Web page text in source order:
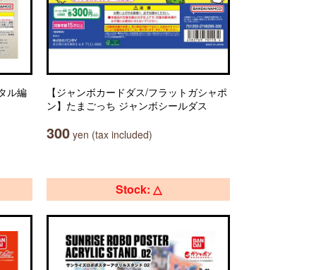
ル編
【ジャンボカードダス/フラットガシャポ
ン】たまごっち ジャンボシールダス
300 yen (tax included)
Stock: △